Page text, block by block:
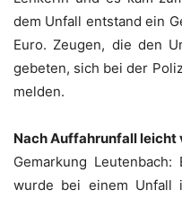
dem Unfall entstand ein
Euro. Zeugen, die den
gebeten, sich bei der
melden.
Nach Auffahrunfall
Gemarkung
wurde bei einem Unfall